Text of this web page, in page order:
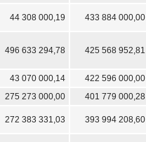
44 308 000,19 433 884 000,00
496 633 294,78 425 568 952,81
43 070 000,14 422 596 000,00
275 273 000,00 401 779 000,28
272 383 331,03 393 994 208,60